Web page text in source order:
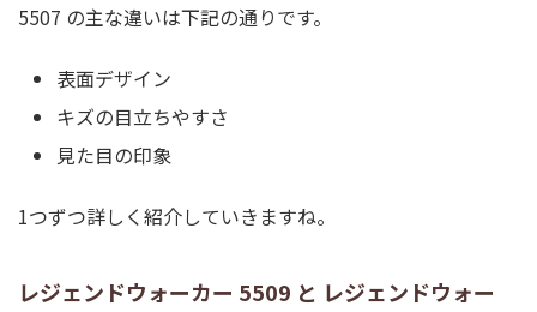
5507 の主な違いは下記の通りです。
表面デザイン
キズの目立ちやすさ
見た目の印象
1つずつ詳しく紹介していきますね。
レジェンドウォーカー 5509 と レジェンドウォー